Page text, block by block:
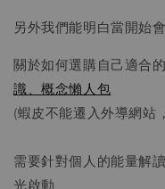
另外我們能明白當開始
關於如何選購自己適合
識、概念懶人包
(蝦皮不能遷入外導網站
需要針對個人的能量解
光啟動